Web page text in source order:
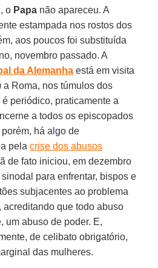
o Papa não apareceu. A
estampada nos rostos dos
aos poucos foi substituída
novembro passado. A
da Alemanha está em visita
a Roma, nos túmulos dos
periódico, praticamente a
a todos os episcopados
há algo de
pela crise dos abusos
de fato iniciou, em dezembro
para enfrentar, bispos e
subjacentes ao problema
, acreditando que todo abuso
um abuso de poder. E,
de celibato obrigatório,
das mulheres.